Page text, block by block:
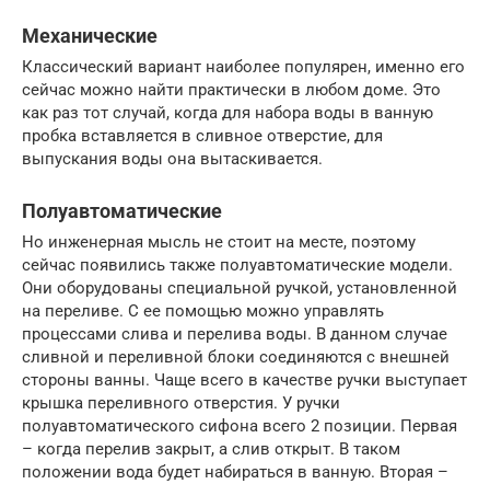
Механические
Классический вариант наиболее популярен, именно его
сейчас можно найти практически в любом доме. Это
как раз тот случай, когда для набора воды в ванную
пробка вставляется в сливное отверстие, для
выпускания воды она вытаскивается.
Полуавтоматические
Но инженерная мысль не стоит на месте, поэтому
сейчас появились также полуавтоматические модели.
Они оборудованы специальной ручкой, установленной
на переливе. С ее помощью можно управлять
процессами слива и перелива воды. В данном случае
сливной и переливной блоки соединяются с внешней
стороны ванны. Чаще всего в качестве ручки выступает
крышка переливного отверстия. У ручки
полуавтоматического сифона всего 2 позиции. Первая
– когда перелив закрыт, а слив открыт. В таком
положении вода будет набираться в ванную. Вторая –